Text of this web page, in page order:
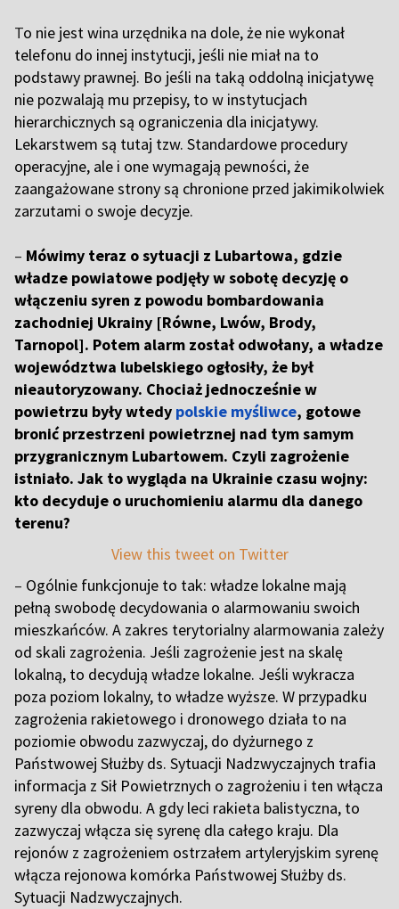
To nie jest wina urzędnika na dole, że nie wykonał
telefonu do innej instytucji, jeśli nie miał na to
podstawy prawnej. Bo jeśli na taką oddolną inicjatywę
nie pozwalają mu przepisy, to w instytucjach
hierarchicznych są ograniczenia dla inicjatywy.
Lekarstwem są tutaj tzw. Standardowe procedury
operacyjne, ale i one wymagają pewności, że
zaangażowane strony są chronione przed jakimikolwiek
zarzutami o swoje decyzje.
– Mówimy teraz o sytuacji z Lubartowa, gdzie
władze powiatowe podjęły w sobotę decyzję o
włączeniu syren z powodu bombardowania
zachodniej Ukrainy [Równe, Lwów, Brody,
Tarnopol]. Potem alarm został odwołany, a władze
województwa lubelskiego ogłosiły, że był
nieautoryzowany. Chociaż jednocześnie w
powietrzu były wtedy polskie myśliwce, gotowe
bronić przestrzeni powietrznej nad tym samym
przygranicznym Lubartowem. Czyli zagrożenie
istniało. Jak to wygląda na Ukrainie czasu wojny:
kto decyduje o uruchomieniu alarmu dla danego
terenu?
View this tweet on Twitter
– Ogólnie funkcjonuje to tak: władze lokalne mają
pełną swobodę decydowania o alarmowaniu swoich
mieszkańców. A zakres terytorialny alarmowania zależy
od skali zagrożenia. Jeśli zagrożenie jest na skalę
lokalną, to decydują władze lokalne. Jeśli wykracza
poza poziom lokalny, to władze wyższe. W przypadku
zagrożenia rakietowego i dronowego działa to na
poziomie obwodu zazwyczaj, do dyżurnego z
Państwowej Służby ds. Sytuacji Nadzwyczajnych trafia
informacja z Sił Powietrznych o zagrożeniu i ten włącza
syreny dla obwodu. A gdy leci rakieta balistyczna, to
zazwyczaj włącza się syrenę dla całego kraju. Dla
rejonów z zagrożeniem ostrzałem artyleryjskim syrenę
włącza rejonowa komórka Państwowej Służby ds.
Sytuacji Nadzwyczajnych.